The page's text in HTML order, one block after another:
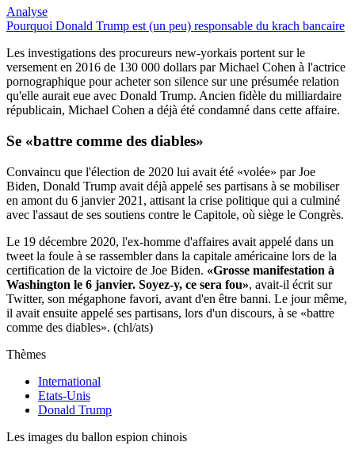
Analyse
Pourquoi Donald Trump est (un peu) responsable du krach bancaire
Les investigations des procureurs new-yorkais portent sur le
versement en 2016 de 130 000 dollars par Michael Cohen à l'actrice
pornographique pour acheter son silence sur une présumée relation
qu'elle aurait eue avec Donald Trump. Ancien fidèle du milliardaire
républicain, Michael Cohen a déjà été condamné dans cette affaire.
Se «battre comme des diables»
Convaincu que l'élection de 2020 lui avait été «volée» par Joe
Biden, Donald Trump avait déjà appelé ses partisans à se mobiliser
en amont du 6 janvier 2021, attisant la crise politique qui a culminé
avec l'assaut de ses soutiens contre le Capitole, où siège le Congrès.
Le 19 décembre 2020, l'ex-homme d'affaires avait appelé dans un
tweet la foule à se rassembler dans la capitale américaine lors de la
certification de la victoire de Joe Biden. «Grosse manifestation à
Washington le 6 janvier. Soyez-y, ce sera fou», avait-il écrit sur
Twitter, son mégaphone favori, avant d'en être banni. Le jour même,
il avait ensuite appelé ses partisans, lors d'un discours, à se «battre
comme des diables». (chl/ats)
Thèmes
International
Etats-Unis
Donald Trump
Les images du ballon espion chinois